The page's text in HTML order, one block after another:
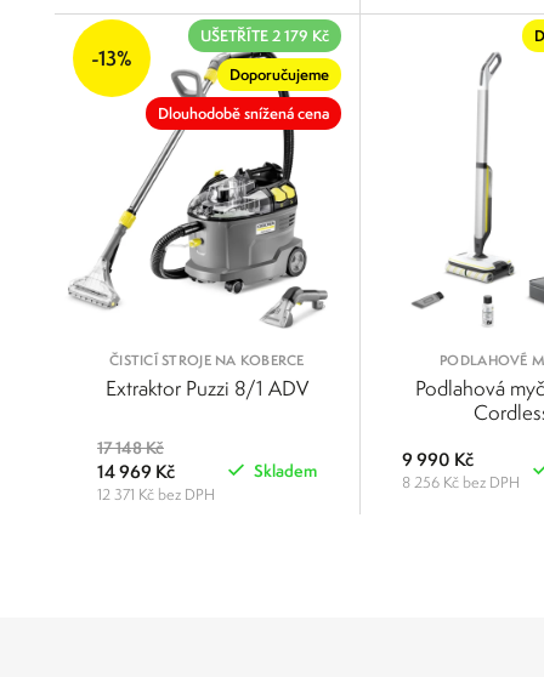
POROVNAT
-13%
UŠETŘÍTE 2 179 Kč
Doporučujeme
Dlouhodobě snížená cena
ČISTICÍ STROJE NA KOBERCE
Extraktor Puzzi 8/1 ADV
17 148 Kč
14 969 Kč
12 371 Kč bez DPH
Skladem
PODLAHOVÉ
Podlahová
9 990 Kč
8 256 Kč bez DPH